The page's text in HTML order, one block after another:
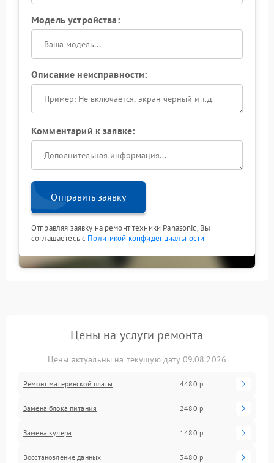
Модель устройства:
Описание неисправности:
Комментарий к заявке:
Отправить заявку
Отправляя заявку на ремонт техники Panasonic, Вы
соглашаетесь с Политикой конфиденциальности
Цены на услуги ремонта
Цены актуальны на текущую дату 09.08.2026
Ремонт материнской платы 4480 р
Замена блока питания 2480 р
Замена кулера 1480 р
Восстановление данных 3480 р